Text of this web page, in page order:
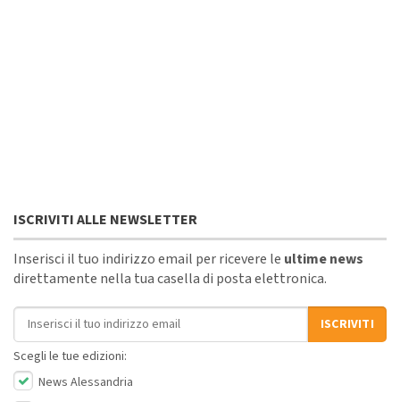
ISCRIVITI ALLE NEWSLETTER
Inserisci il tuo indirizzo email per ricevere le ultime news
direttamente nella tua casella di posta elettronica.
Indirizzo email
ISCRIVITI
Scegli le tue edizioni:
News Alessandria